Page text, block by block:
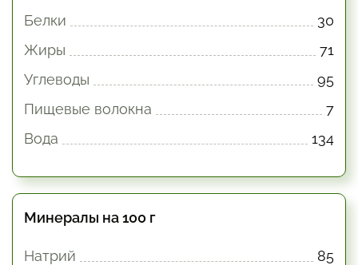
Белки
30
Жиры
71
Углеводы
95
Пищевые волокна
7
Вода
134
Минералы на 100 г
Натрий
85